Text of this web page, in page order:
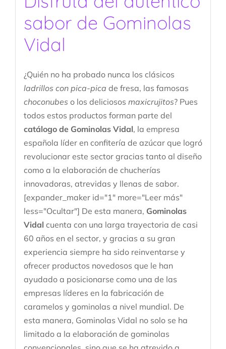
sabor de Gominolas
Vidal
¿Quién no ha probado nunca los clásicos
ladrillos con pica-pica de fresa, las famosas
choconubes o los deliciosos maxicrujitos? Pues
todos estos productos forman parte del
catálogo de Gominolas Vidal, la empresa
española líder en confitería de azúcar que logró
revolucionar este sector gracias tanto al diseño
como a la elaboración de chucherías
innovadoras, atrevidas y llenas de sabor.
[expander_maker id="1" more="Leer más"
less="Ocultar"] De esta manera, Gominolas
Vidal cuenta con una larga trayectoria de casi
60 años en el sector, y gracias a su gran
experiencia siempre ha sido reinventarse y
ofrecer productos novedosos que le han
ayudado a posicionarse como una de las
empresas líderes en la fabricación de
caramelos y gominolas a nivel mundial. De
esta manera, Gominolas Vidal no solo se ha
limitado a la elaboración de gominolas